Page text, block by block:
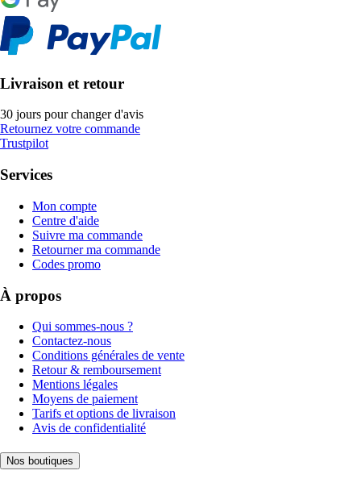
Livraison et retour
30 jours pour changer d'avis
Retournez votre commande
Trustpilot
Services
Mon compte
Centre d'aide
Suivre ma commande
Retourner ma commande
Codes promo
À propos
Qui sommes-nous ?
Contactez-nous
Conditions générales de vente
Retour & remboursement
Mentions légales
Moyens de paiement
Tarifs et options de livraison
Avis de confidentialité
Nos boutiques